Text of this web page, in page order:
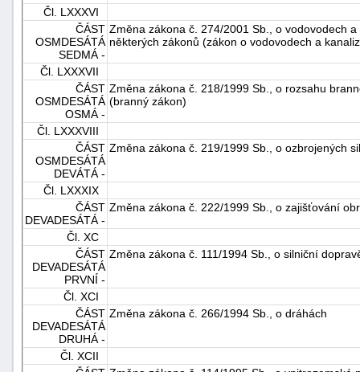
Čl. LXXXVI
ČÁST
OSMDESÁTÁ
SEDMÁ -
Změna zákona č. 274/2001 Sb., o vodovodech
některých zákonů (zákon o vodovodech a
Čl. LXXXVII
ČÁST
OSMDESÁTÁ
OSMÁ -
Změna zákona č. 218/1999 Sb., o rozsahu
(branný zákon)
Čl. LXXXVIII
ČÁST
OSMDESÁTÁ
DEVÁTÁ -
Změna zákona č. 219/1999 Sb., o ozbrojených
Čl. LXXXIX
ČÁST
DEVADESÁTÁ -
Změna zákona č. 222/1999 Sb., o zajišťování
Čl. XC
ČÁST
DEVADESÁTÁ
PRVNÍ -
Změna zákona č. 111/1994 Sb., o silniční
Čl. XCI
ČÁST
DEVADESÁTÁ
DRUHÁ -
Změna zákona č. 266/1994 Sb., o dráhách
Čl. XCII